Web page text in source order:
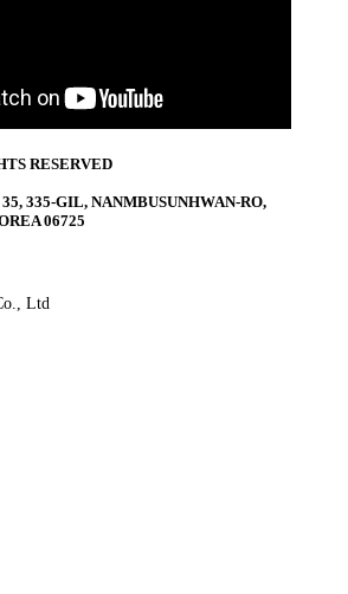
RESERVED
335-GIL, NANMBUSUNHWAN-RO,
06725